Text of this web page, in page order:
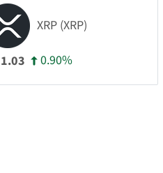
XRP (XRP)
1.03 0.90%